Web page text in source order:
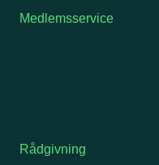
Medlemsservice
Rådgivning